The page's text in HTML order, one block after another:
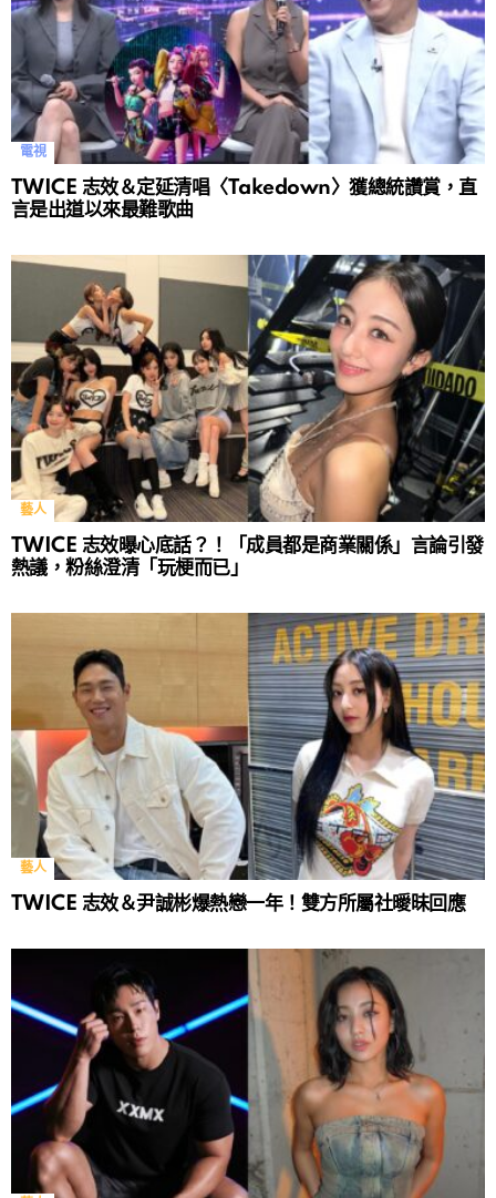
電視
TWICE 志效＆定延清唱〈Takedown〉獲總統讚賞，直
言是出道以來最難歌曲
藝人
TWICE 志效曝心底話？！「成員都是商業關係」言論引發
熱議，粉絲澄清「玩梗而已」
藝人
TWICE 志效＆尹誠彬爆熱戀一年！雙方所屬社曖昧回應